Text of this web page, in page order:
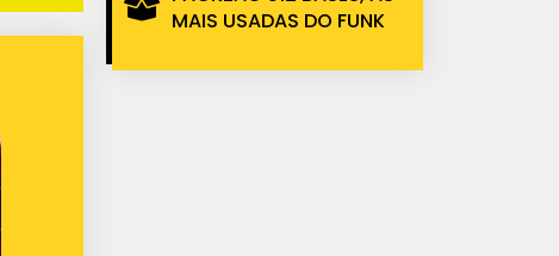
MAIS USADAS DO FUNK